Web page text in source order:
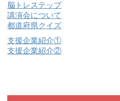
脳トレステップ
講演会について
都道府県クイズ
支援企業紹介①
支援企業紹介②